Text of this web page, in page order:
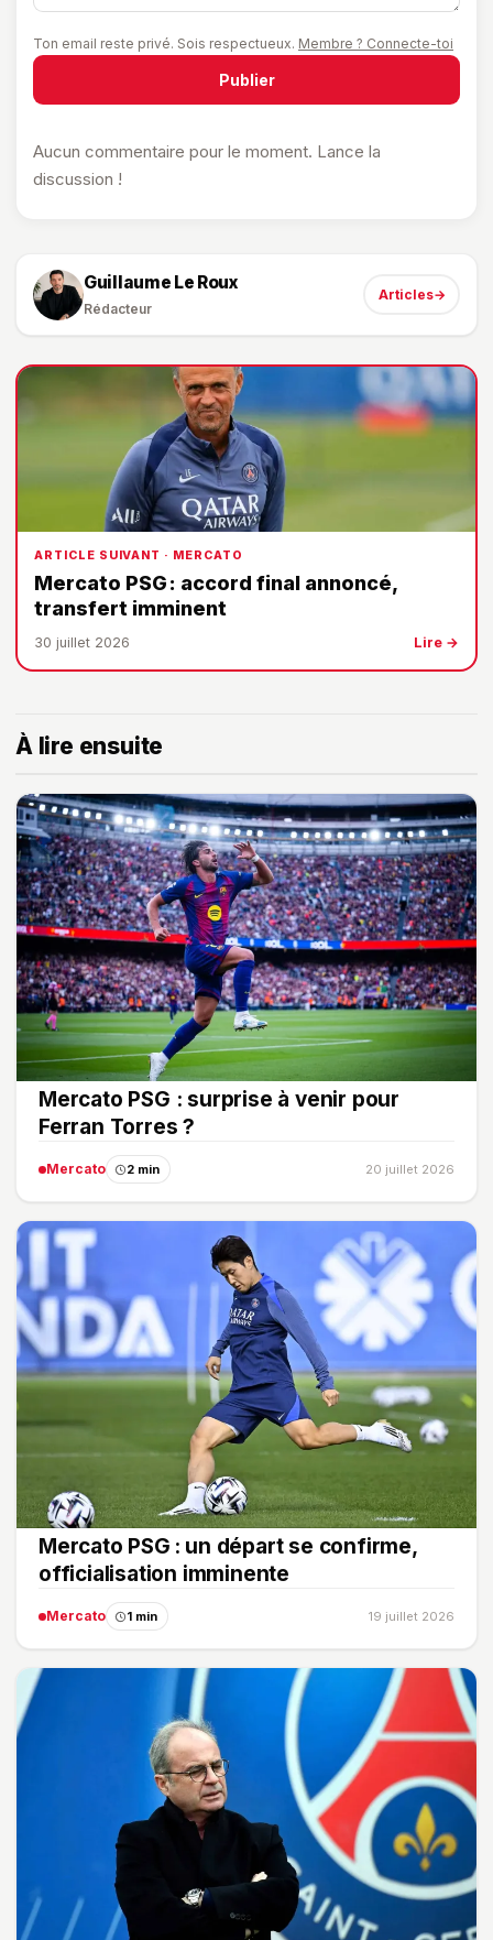
Ton email reste privé. Sois respectueux. Membre ? Connecte-toi
Publier
Aucun commentaire pour le moment. Lance la
discussion !
Guillaume Le Roux
Rédacteur
Articles→
ARTICLE SUIVANT · MERCATO
Mercato PSG : accord final annoncé,
transfert imminent
30 juillet 2026 Lire →
À lire ensuite
Mercato PSG : surprise à venir pour
Ferran Torres ?
Mercato 2 min 20 juillet 2026
Mercato PSG : un départ se confirme,
officialisation imminente
Mercato 1 min 19 juillet 2026